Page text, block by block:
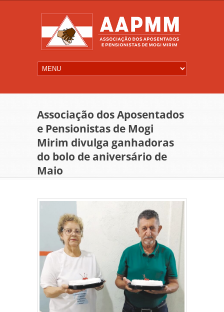
Associação dos Aposentados
e Pensionistas de Mogi
Mirim divulga ganhadoras
do bolo de aniversário de
Maio